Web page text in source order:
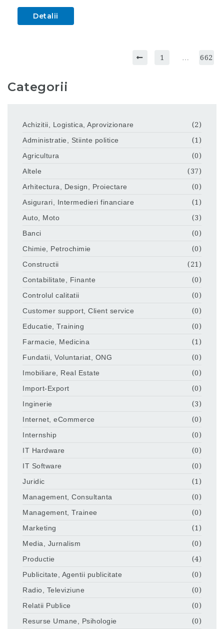
Detalii
1 662
Categorii
Achizitii, Logistica, Aprovizionare
(2)
Administratie, Stiinte politice
(1)
Agricultura
(0)
Altele
(37)
Arhitectura, Design, Proiectare
(0)
Asigurari, Intermedieri financiare
(1)
Auto, Moto
(3)
Banci
(0)
Chimie, Petrochimie
(0)
Constructii
(21)
Contabilitate, Finante
(0)
Controlul calitatii
(0)
Customer support, Client service
(0)
Educatie, Training
(0)
Farmacie, Medicina
(1)
Fundatii, Voluntariat, ONG
(0)
Imobiliare, Real Estate
(0)
Import-Export
(0)
Inginerie
(3)
Internet, eCommerce
(0)
Internship
(0)
IT Hardware
(0)
IT Software
(0)
Juridic
(1)
Management, Consultanta
(0)
Management, Trainee
(0)
Marketing
(1)
Media, Jurnalism
(0)
Productie
(4)
Publicitate, Agentii publicitate
(0)
Radio, Televiziune
(0)
Relatii Publice
(0)
Resurse Umane, Psihologie
(0)